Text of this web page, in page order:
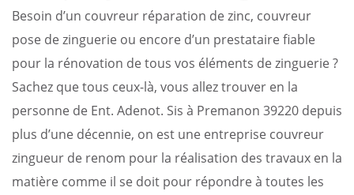
Besoin d’un couvreur réparation de zinc, couvreur
pose de zinguerie ou encore d’un prestataire fiable
pour la rénovation de tous vos éléments de zinguerie ?
Sachez que tous ceux-là, vous allez trouver en la
personne de Ent. Adenot. Sis à Premanon 39220 depuis
plus d’une décennie, on est une entreprise couvreur
zingueur de renom pour la réalisation des travaux en la
matière comme il se doit pour répondre à toutes les